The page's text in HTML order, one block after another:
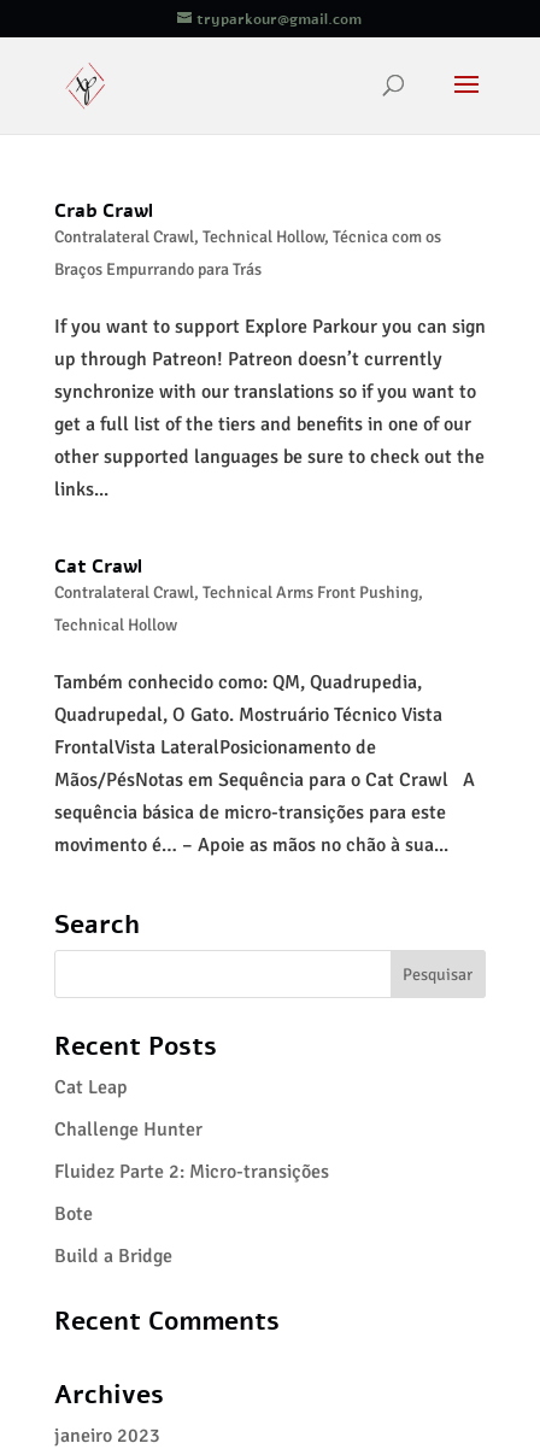
tryparkour@gmail.com
Crab Crawl
Contralateral Crawl, Technical Hollow, Técnica com os
Braços Empurrando para Trás
If you want to support Explore Parkour you can sign
up through Patreon! Patreon doesn’t currently
synchronize with our translations so if you want to
get a full list of the tiers and benefits in one of our
other supported languages be sure to check out the
links...
Cat Crawl
Contralateral Crawl, Technical Arms Front Pushing,
Technical Hollow
Também conhecido como: QM, Quadrupedia,
Quadrupedal, O Gato. Mostruário Técnico Vista
FrontalVista LateralPosicionamento de
Mãos/PésNotas em Sequência para o Cat Crawl A
sequência básica de micro-transições para este
movimento é… – Apoie as mãos no chão à sua...
Search
Recent Posts
Cat Leap
Challenge Hunter
Fluidez Parte 2: Micro-transições
Bote
Build a Bridge
Recent Comments
Archives
janeiro 2023